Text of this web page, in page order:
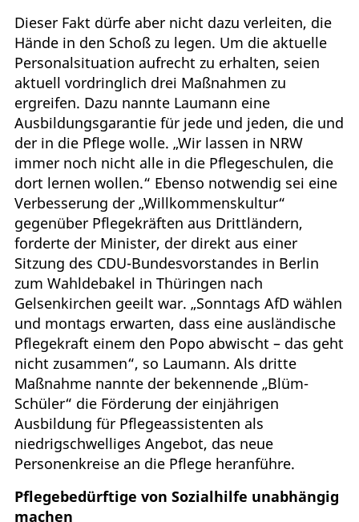
Dieser Fakt dürfe aber nicht dazu verleiten, die
Hände in den Schoß zu legen. Um die aktuelle
Personalsituation aufrecht zu erhalten, seien
aktuell vordringlich drei Maßnahmen zu
ergreifen. Dazu nannte Laumann eine
Ausbildungsgarantie für jede und jeden, die und
der in die Pflege wolle. „Wir lassen in NRW
immer noch nicht alle in die Pflegeschulen, die
dort lernen wollen.“ Ebenso notwendig sei eine
Verbesserung der „Willkommenskultur“
gegenüber Pflegekräften aus Drittländern,
forderte der Minister, der direkt aus einer
Sitzung des CDU-Bundesvorstandes in Berlin
zum Wahldebakel in Thüringen nach
Gelsenkirchen geeilt war. „Sonntags AfD wählen
und montags erwarten, dass eine ausländische
Pflegekraft einem den Popo abwischt – das geht
nicht zusammen“, so Laumann. Als dritte
Maßnahme nannte der bekennende „Blüm-
Schüler“ die Förderung der einjährigen
Ausbildung für Pflegeassistenten als
niedrigschwelliges Angebot, das neue
Personenkreise an die Pflege heranführe.
Pflegebedürftige von Sozialhilfe unabhängig
machen